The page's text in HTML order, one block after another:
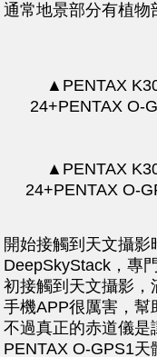
通常地景部分有植物
▲PENTAX
24+PENTAX
▲PENTAX
24+PENTAX
開始接觸到天文攝
DeepSkyStack，專
初接觸到天文攝影，
手機APP很厲害，幫
不過真正的赤道儀是
PENTAX O-GPS1